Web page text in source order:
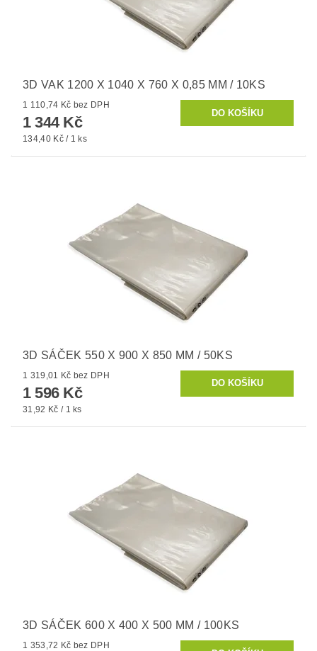
3D VAK 1200 X 1040 X 760 X 0,85 MM / 10KS
1 110,74 Kč bez DPH
1 344 Kč
134,40 Kč / 1 ks
3D SÁČEK 550 X 900 X 850 MM / 50KS
1 319,01 Kč bez DPH
1 596 Kč
31,92 Kč / 1 ks
3D SÁČEK 600 X 400 X 500 MM / 100KS
1 353,72 Kč bez DPH